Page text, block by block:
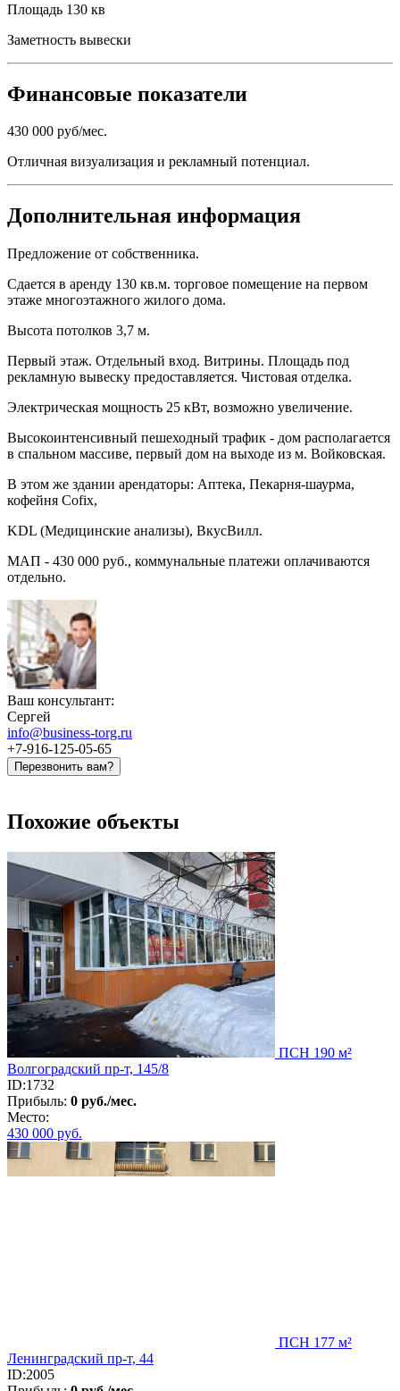
Площадь 130 кв
Заметность вывески
Финансовые показатели
430 000 руб/мес.
Отличная визуализация и рекламный потенциал.
Дополнительная информация
Предложение от собственника.
Сдается в аренду 130 кв.м. торговое помещение на первом
этаже многоэтажного жилого дома.
Высота потолков 3,7 м.
Первый этаж. Отдельный вход. Витрины. Площадь под
рекламную вывеску предоставляется. Чистовая отделка.
Электрическая мощность 25 кВт, возможно увеличение.
Высокоинтенсивный пешеходный трафик - дом располагается
в спальном массиве, первый дом на выходе из м. Войковская.
В этом же здании арендаторы: Аптека, Пекарня-шаурма,
кофейня Cofix,
KDL (Медицинские анализы), ВкусВилл.
МАП - 430 000 руб., коммунальные платежи оплачиваются
отдельно.
Ваш консультант:
Сергей
info@business-torg.ru
+7-916-125-05-65
Перезвонить вам?
Похожие объекты
ПСН 190 м²
Волгоградский пр-т, 145/8
ID:1732
Прибыль: 0 руб./мес.
Место:
430 000 руб.
ПСН 177 м²
Ленинградский пр-т, 44
ID:2005